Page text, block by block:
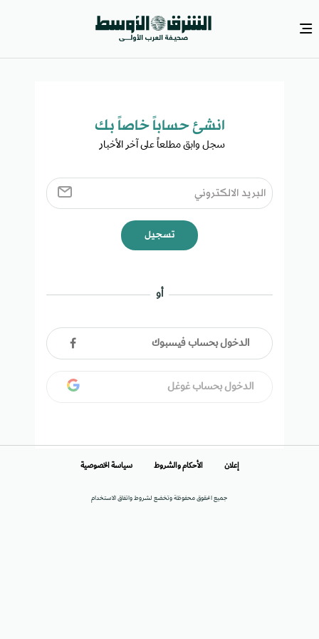
انشئ حساباً خاصاً بك​
سجل وابق مطلعاً على آخر الأخبار ​
تسجيل
أو
الدخول بحساب فيسبوك
الدخول بحساب غوغل
جميع الحقوق محفوظة وتخضع لشروط واتفاق الاستخدام
إعلان الأحكام والشروط سياسة الخصوصية